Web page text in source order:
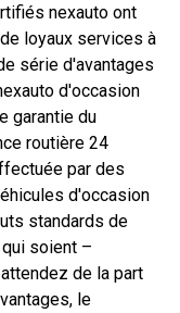
nexauto ont
loyaux services à
série d'avantages
d'occasion
garantie du
routière 24
par des
d'occasion
standards de
soient –
de la part
le